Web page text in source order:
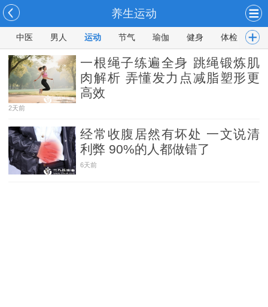
养生运动
中医 男人 运动 节气 瑜伽 健身 体检 常
一根绳子练遍全身 跳绳锻炼肌
肉解析 弄懂发力点减脂塑形更
高效
2天前
经常收腹居然有坏处 一文说清
利弊 90%的人都做错了
6天前